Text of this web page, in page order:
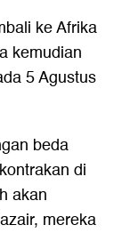
ke Afrika
kemudian
5 Agustus
beda
di
akan
mereka